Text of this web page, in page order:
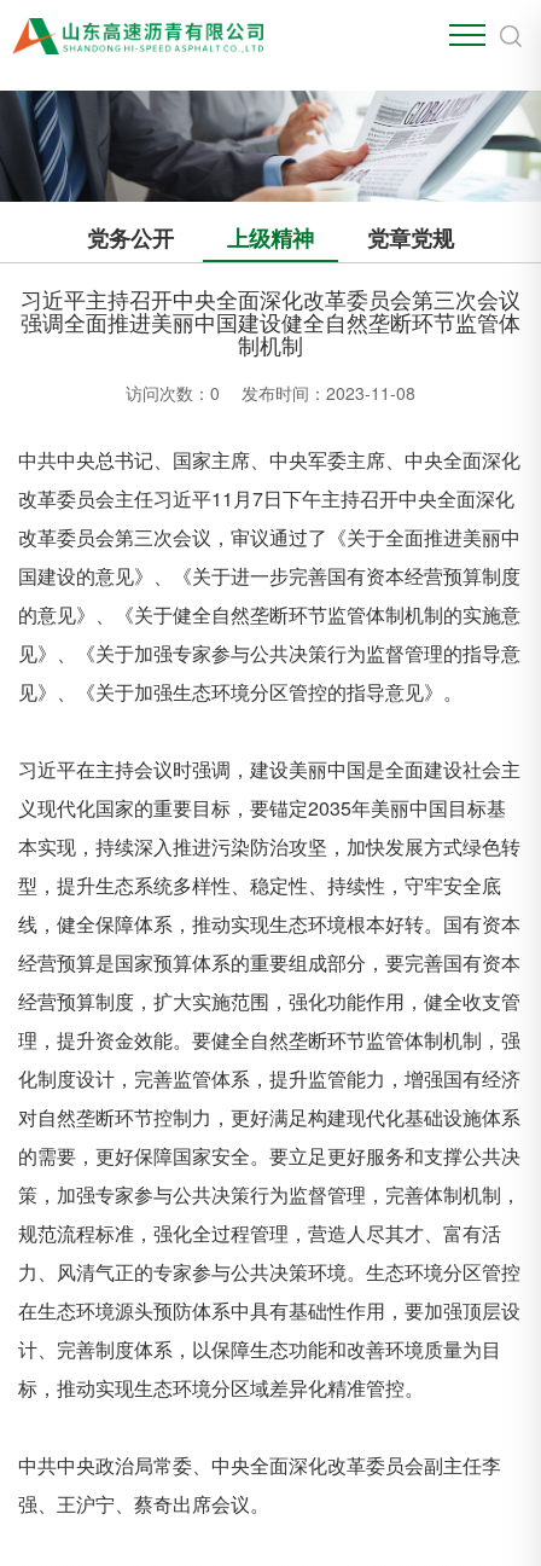
党务公开 上级精神
党章党规
习近平主持召开中央全面深化改革委员会第三次会议
强调全面推进美丽中国建设健全自然垄断环节监管体
制机制
访问次数： 0 发布时间：2023-11-08
中共中央总书记、国家主席、中央军委主席、中央全面深化
改革委员会主任习近平11 月7日下午主持召开中央全面深化
改革委员会第三次会议，审议通过了《关于全面推进美丽中
国建设的意见》、《关于进一步完善国有资本经营预算制度
的意见》、《关于健全自然垄断环节监管体制机制的实施意
见》、《关于加强专家参与公共决策行为监督管理的指导意
见》、《关于加强生态环境分区管控的指导意见》。
习近平在主持会议时强调，建设美丽中国是全面建设社会主
义现代化国家的重要目标，要锚定2035年美丽中国目标基
本实现，持续深入推进污染防治攻坚，加快发展方式绿色转
型，提升生态系统多样性、稳定性、持续性，守牢安全底
线，健全保障体系，推动实现生态环境根本好转。国有资本
经营预算是国家预算体系的重要组成部分，要完善国有资本
经营预算制度，扩大实施范围，强化功能作用，健全收支管
理，提升资金效能。要健全自然垄断环节监管体制机制，强
化制度设计，完善监管体系，提升监管能力，增强国有经济
对自然垄断环节控制力，更好满足构建现代化基础设施体系
的需要，更好保障国家安全。要立足更好服务和支撑公共决
策，加强专家参与公共决策行为监督管理，完善体制机制，
规范流程标准，强化全过程管理，营造人尽其才、富有活
力、风清气正的专家参与公共决策环境。生态环境分区管控
在生态环境源头预防体系中具有基础性作用，要加强顶层设
计、完善制度体系，以保障生态功能和改善环境质量为目
标，推动实现生态环境分区域差异化精准管控。
中共中央政治局常委、中央全面深化改革委员会副主任李
强、王沪宁、蔡奇出席会议。